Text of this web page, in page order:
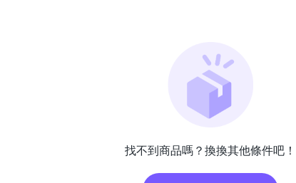
找不到商品嗎？換換其他條件吧！